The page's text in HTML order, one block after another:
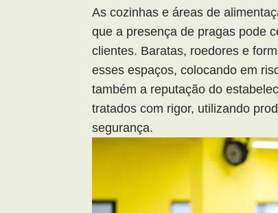
As cozinhas e áreas de
que a presença de pragas pode
clientes. Baratas, roedores e
esses espaços, colocando em
também a reputação do
tratados com rigor, utilizando
segurança.